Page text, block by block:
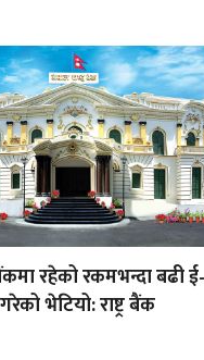
रहेको रकमभन्दा बढी
गरेको भेटियो: राष्ट्र बैंक